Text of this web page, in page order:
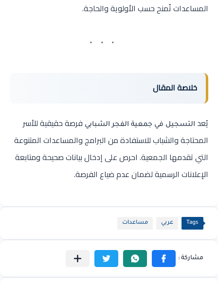
المساعدات تُمنح حسب الأولوية والحاجة.
خلاصة المقال
يُعد التسجيل في جمعية الفجر الشبابي فرصة حقيقية للأسر
المحتاجة والشباب للاستفادة من البرامج والمساعدات المتنوعة
التي تقدمها الجمعية. احرص على إدخال بيانات صحيحة ومتابعة
الإعلانات الرسمية لضمان عدم ضياع الفرصة.
Tags عربي مساعدات